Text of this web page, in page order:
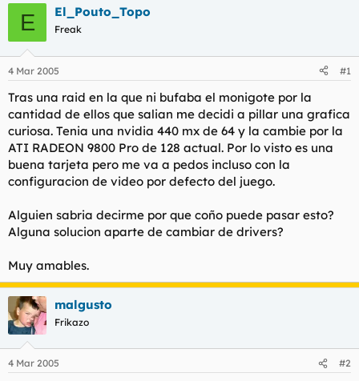
i
c
a
d
o
r
e
l
t
e
m
c
i
n
c
i
o
E El_Pouto_Topo
Freak
4 Mar 2005 #1
Tras una raid en la que ni bufaba el monigote por la
cantidad de ellos que salian me decidi a pillar una grafica
curiosa. Tenia una nvidia 440 mx de 64 y la cambie por la
ATI RADEON 9800 Pro de 128 actual. Por lo visto es una
buena tarjeta pero me va a pedos incluso con la
configuracion de video por defecto del juego.
Alguien sabria decirme por que coño puede pasar esto?
Alguna solucion aparte de cambiar de drivers?
Muy amables.
malgusto
Frikazo
4 Mar 2005 #2